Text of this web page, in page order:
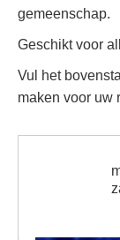
gemeenschap.
Geschikt voor
Vul het
maken voor uw